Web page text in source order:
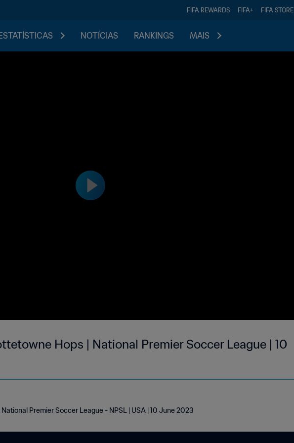
FIFA REWARDS FIFA+ FIFA STORE
NOTÍCIAS RANKINGS MAIS
Hops | National Premier Soccer League | 10
Premier Soccer League - NPSL | USA | 10 June 2023